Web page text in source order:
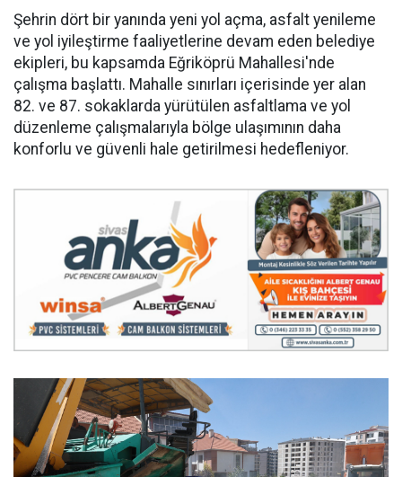
Şehrin dört bir yanında yeni yol açma, asfalt yenileme
ve yol iyileştirme faaliyetlerine devam eden belediye
ekipleri, bu kapsamda Eğriköprü Mahallesi'nde
çalışma başlattı. Mahalle sınırları içerisinde yer alan
82. ve 87. sokaklarda yürütülen asfaltlama ve yol
düzenleme çalışmalarıyla bölge ulaşımının daha
konforlu ve güvenli hale getirilmesi hedefleniyor.